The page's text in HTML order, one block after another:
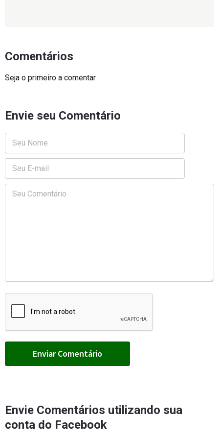
Comentários
Seja o primeiro a comentar
Envie seu Comentário
Envie Comentários utilizando sua
conta do Facebook